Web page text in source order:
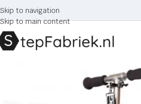
Skip to navigation
Skip to main content